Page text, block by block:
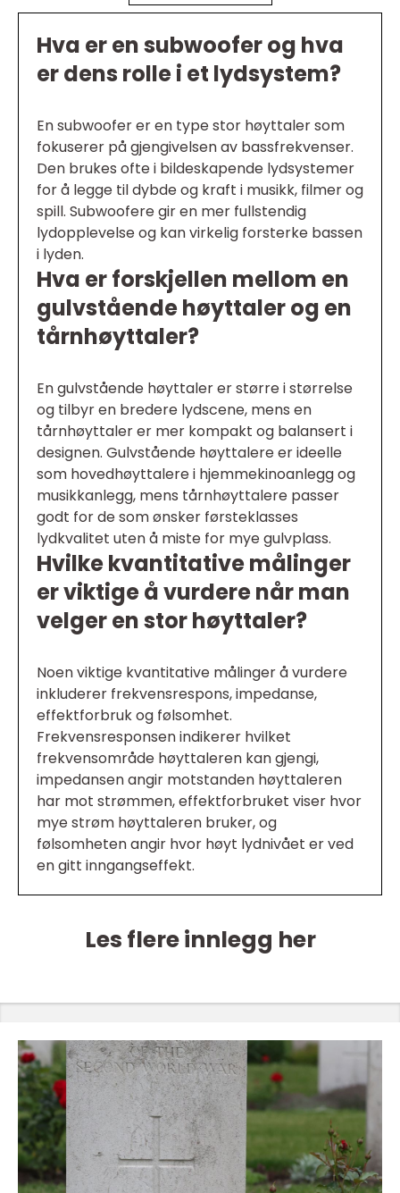
Hva er en subwoofer og hva
er dens rolle i et lydsystem?
En subwoofer er en type stor høyttaler som
fokuserer på gjengivelsen av bassfrekvenser.
Den brukes ofte i bildeskapende lydsystemer
for å legge til dybde og kraft i musikk, filmer og
spill. Subwoofere gir en mer fullstendig
lydopplevelse og kan virkelig forsterke bassen
i lyden.
Hva er forskjellen mellom en
gulvstående høyttaler og en
tårnhøyttaler?
En gulvstående høyttaler er større i størrelse
og tilbyr en bredere lydscene, mens en
tårnhøyttaler er mer kompakt og balansert i
designen. Gulvstående høyttalere er ideelle
som hovedhøyttalere i hjemmekinoanlegg og
musikkanlegg, mens tårnhøyttalere passer
godt for de som ønsker førsteklasses
lydkvalitet uten å miste for mye gulvplass.
Hvilke kvantitative målinger
er viktige å vurdere når man
velger en stor høyttaler?
Noen viktige kvantitative målinger å vurdere
inkluderer frekvensrespons, impedanse,
effektforbruk og følsomhet.
Frekvensresponsen indikerer hvilket
frekvensområde høyttaleren kan gjengi,
impedansen angir motstanden høyttaleren
har mot strømmen, effektforbruket viser hvor
mye strøm høyttaleren bruker, og
følsomheten angir hvor høyt lydnivået er ved
en gitt inngangseffekt.
Les flere innlegg her